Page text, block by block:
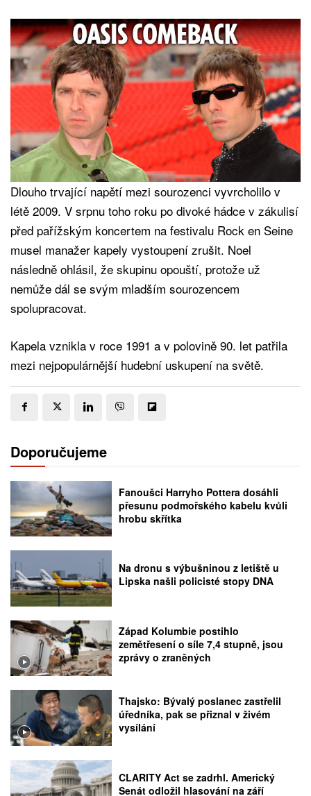
Dlouho trvající napětí mezi sourozenci vyvrcholilo v
létě 2009. V srpnu toho roku po divoké hádce v zákulisí
před pařížským koncertem na festivalu Rock en Seine
musel manažer kapely vystoupení zrušit. Noel
následně ohlásil, že skupinu opouští, protože už
nemůže dál se svým mladším sourozencem
spolupracovat.
Kapela vznikla v roce 1991 a v polovině 90. let patřila
mezi nejpopulárnější hudební uskupení na světě.
Doporučujeme
Fanoušci Harryho Pottera dosáhli
přesunu podmořského kabelu kvůli
hrobu skřítka
Na dronu s výbušninou z letiště u
Lipska našli policisté stopy DNA
Západ Kolumbie postihlo
zemětřesení o síle 7,4 stupně, jsou
zprávy o zraněných
Thajsko: Bývalý poslanec zastřelil
úředníka, pak se přiznal v živém
vysílání
CLARITY Act se zadrhl. Americký
Senát odložil hlasování na září